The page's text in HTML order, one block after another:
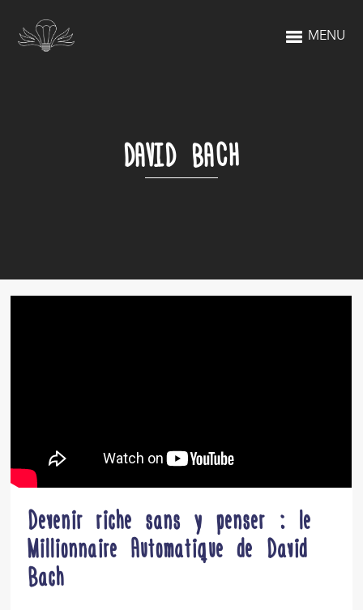
MENU
DAVID BACH
Devenir riche sans y penser : le
Millionnaire Automatique de David
Bach